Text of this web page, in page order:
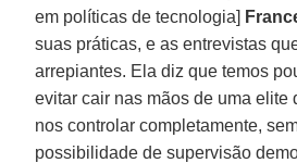
em políticas de tecnologia]
suas práticas, e as entrevistas
arrepiantes. Ela diz que temos
evitar cair nas mãos de uma elite
nos controlar completamente,
possibilidade de supervisão